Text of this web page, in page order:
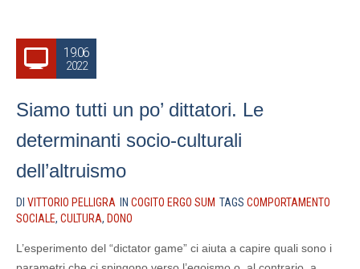
19.06
2022
Siamo tutti un po’ dittatori. Le
determinanti socio-culturali
dell’altruismo
DI VITTORIO PELLIGRA IN COGITO ERGO SUM TAGS COMPORTAMENTO
SOCIALE, CULTURA, DONO
L’esperimento del “dictator game” ci aiuta a capire quali sono i